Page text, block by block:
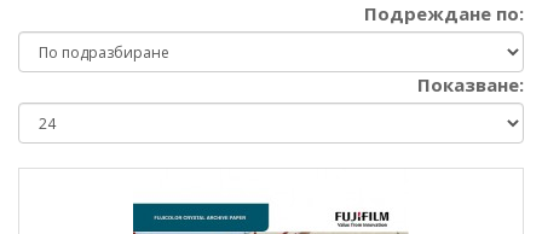
Подреждане по:
Показване: